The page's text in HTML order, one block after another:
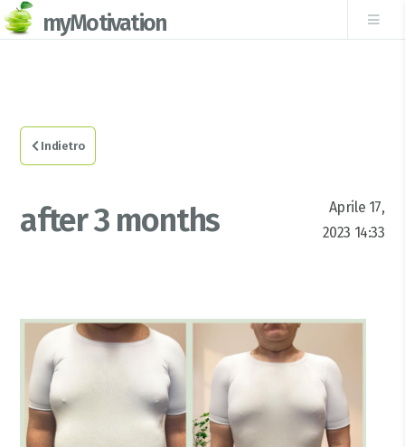
myMotivation
Indietro
after 3 months
Aprile 17,
2023 14:33